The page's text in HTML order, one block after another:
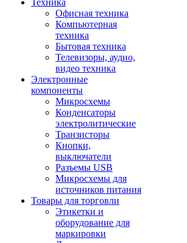
Техника
Офисная техника
Компьютерная
техника
Бытовая техника
Телевизоры, аудио,
видео техника
Электронные
компоненты
Микросхемы
Конденсаторы
электролитические
Транзисторы
Кнопки,
выключатели
Разъемы USB
Микросхемы для
источников питания
Товары для торговли
Этикетки и
оборудование для
маркировки